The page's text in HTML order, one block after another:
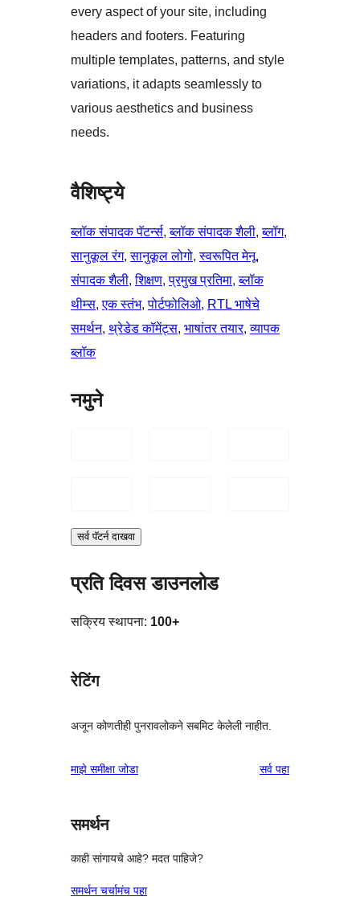
every aspect of your site, including
headers and footers. Featuring
multiple templates, patterns, and style
variations, it adapts seamlessly to
various aesthetics and business
needs.
वैशिष्ट्ये
ब्लॉक संपादक पॅटर्न्स, ब्लॉक संपादक शैली, ब्लॉग
सानुकूल रंग, सानुकूल लोगो, स्वरूपित मेनू
संपादक शैली, शिक्षण, प्रमुख प्रतिमा, ब्लॉक
थीम्स, एक स्तंभ, पोर्टफोलिओ, RTL भाषेचे
समर्थन, थ्रेडेड कॉमेंट्स, भाषांतर तयार, व्यापक
ब्लॉक
नमुने
सर्व पॅटर्न दाखवा
प्रति दिवस डाउनलोड
सक्रिय स्थापना: 100+
रेटिंग
अजून कोणतीही पुनरावलोकने सबमिट केलेली नाहीत.
माझे समीक्षा जोडा सर्वपुनरावलोकने
पहा
समर्थन
काही सांगायचे आहे? मदत पाहिजे?
समर्थन चर्चामंच पहा